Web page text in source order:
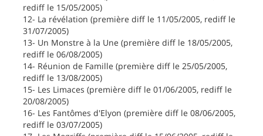
rediff le 15/05/2005)
12- La révélation (première diff le 11/05/2005, rediff le
31/07/2005)
13- Un Monstre à la Une (première diff le 18/05/2005,
rediff le 06/08/2005)
14- Réunion de Famille (première diff le 25/05/2005,
rediff le 13/08/2005)
15- Les Limaces (première diff le 01/06/2005, rediff le
20/08/2005)
16- Les Fantômes d'Elyon (première diff le 08/06/2005,
rediff le 03/07/2005)